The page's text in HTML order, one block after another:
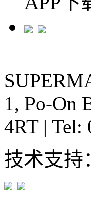
1, Po-On
4RT | Tel:
技术支持